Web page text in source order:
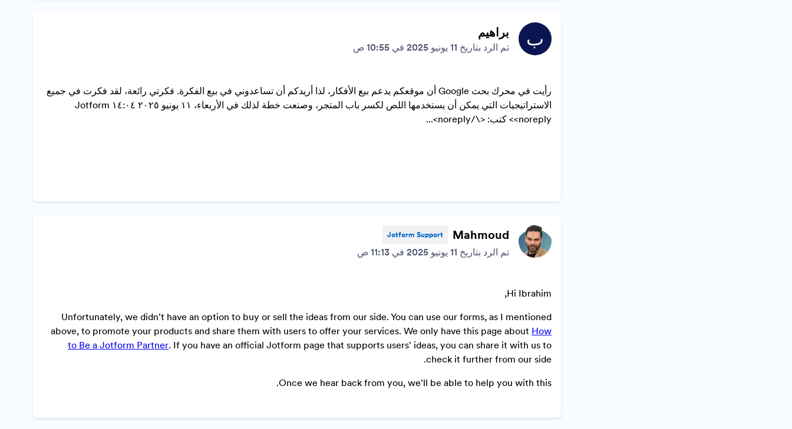
ب براهيم
تم الرد بتاريخ 11 يونيو 2025 في 10:55 ص
رأيت في محرك بحث Google أن موقعكم يدعم بيع الأفكار، لذا أريدكم أن تساعدوني في بيع الفكرة. فكرتي رائعة، لقد فكرت في جميع
الاستراتيجيات التي يمكن أن يستخدمها اللص لكسر باب المتجر، وصنعت خطة لذلك في الأربعاء، ١١ يونيو ٢٠٢٥ ١٤:٠٤ Jotform
<noreply> كتب: <\/noreply>...
Mahmoud
Jotform Support
تم الرد بتاريخ 11 يونيو 2025 في 11:13 ص
Hi Ibrahim,
Unfortunately, we didn't have an option to buy or sell the ideas from our side. You can use our forms, as I mentioned
above, to promote your products and share them with users to offer your services. We only have this page about How
to Be a Jotform Partner. If you have an official Jotform page that supports users' ideas, you can share it with us to
check it further from our side.
Once we hear back from you, we'll be able to help you with this.